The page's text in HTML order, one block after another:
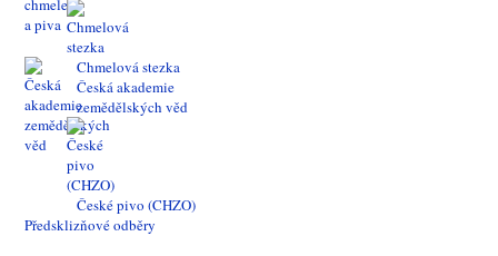
Chmelová stezka
Česká akademie
zemědělských věd
České pivo (CHZO)
Předsklizňové odběry